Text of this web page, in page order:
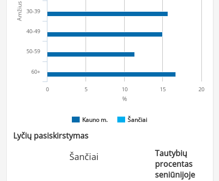
Amžius
%
Kauno m. Šančiai
30-39
40-49
50-59
60+
0 5 10 15 20
Lyčių pasiskirstymas
Šančiai
Tautybių
procentas
seniūnijoje